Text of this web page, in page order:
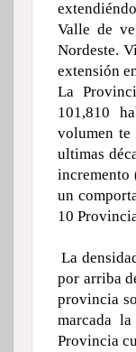
Valle de
Nordeste.
extensión
La
101,810
volumen te
ultimas
incremento
un
10
La
por arriba
provincia
marcada
Provincia